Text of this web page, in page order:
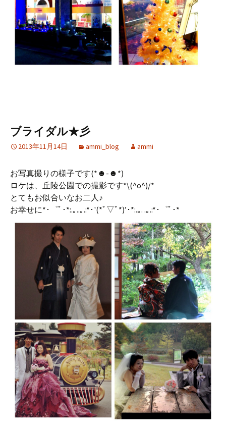
ブライダル★彡
2013年11月14日 ammi_blog ammi
お写真撮りの様子です(*☻-☻*)
ロケは、丘陵公園での撮影です*\(^o^)/*
とてもお似合いなお二人♪
お幸せに*･゜ﾟ･*:.｡..｡.:*･'(*ﾟ▽ﾟ*)’･*:.｡. .｡.:*･゜ﾟ･*